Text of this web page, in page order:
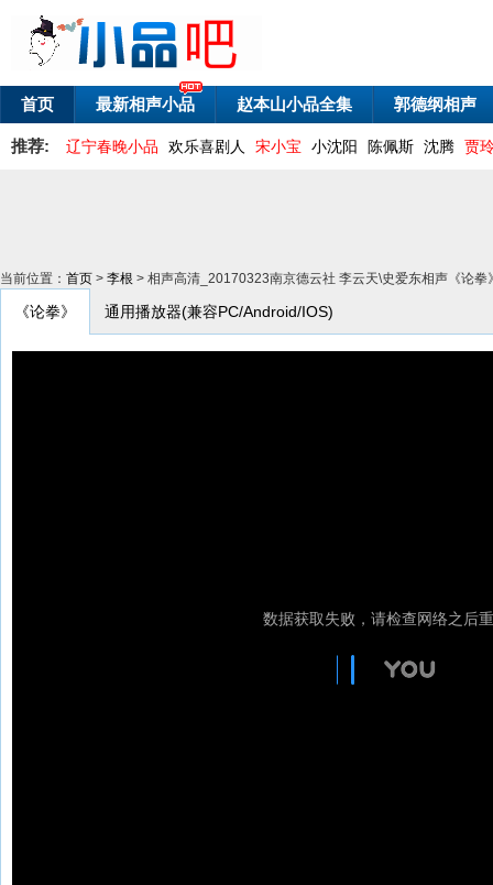
首页 最新相声小品 赵本山小品全集 郭德纲相声
推荐: 辽宁春晚小品 欢乐喜剧人 宋小宝 小沈阳 陈佩斯 沈腾 贾
当前位置： 首页 > 李根 > 相声高清_20170323南京德云社 李云天\史爱东相声《论拳
《论拳》 通用播放器(兼容PC/Android/IOS)